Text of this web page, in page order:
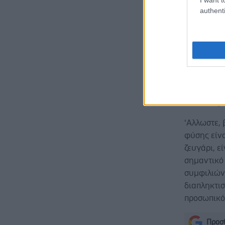
‘Αλλωστε,
φύσης
ζευγάρι,